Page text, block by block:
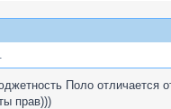
Поло отличается
прав)))